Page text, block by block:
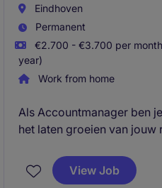
Eindhoven
Permanent
€2.700 - €3.700 per
year)
Work from home
Als Accountmanager ben
het laten groeien van
technische oplossingen
combineert new business
View Job